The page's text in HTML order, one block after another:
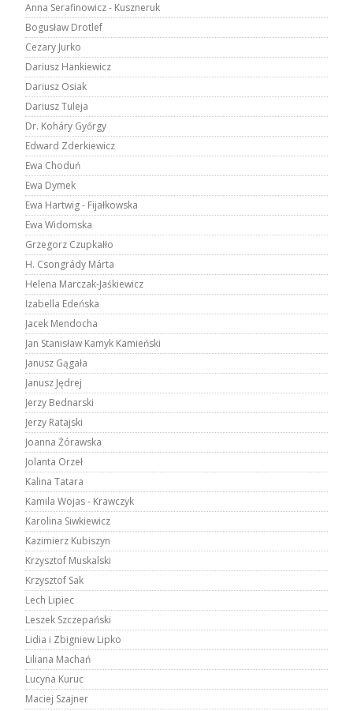
Anna Serafinowicz - Kuszneruk
Bogusław Drotlef
Cezary Jurko
Dariusz Hankiewicz
Dariusz Osiak
Dariusz Tuleja
Dr. Koháry Győrgy
Edward Zderkiewicz
Ewa Choduń
Ewa Dymek
Ewa Hartwig - Fijałkowska
Ewa Widomska
Grzegorz Czupkałło
H. Csongrády Márta
Helena Marczak-Jaśkiewicz
Izabella Edeńska
Jacek Mendocha
Jan Stanisław Kamyk Kamieński
Janusz Gągała
Janusz Jędrej
Jerzy Bednarski
Jerzy Ratajski
Joanna Żórawska
Jolanta Orzeł
Kalina Tatara
Kamila Wojas - Krawczyk
Karolina Siwkiewicz
Kazimierz Kubiszyn
Krzysztof Muskalski
Krzysztof Sak
Lech Lipiec
Leszek Szczepański
Lidia i Zbigniew Lipko
Liliana Machań
Lucyna Kuruc
Maciej Szajner